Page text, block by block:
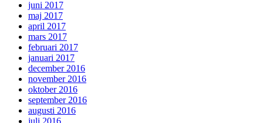
juni 2017
maj 2017
april 2017
mars 2017
februari 2017
januari 2017
december 2016
november 2016
oktober 2016
september 2016
augusti 2016
juli 2016